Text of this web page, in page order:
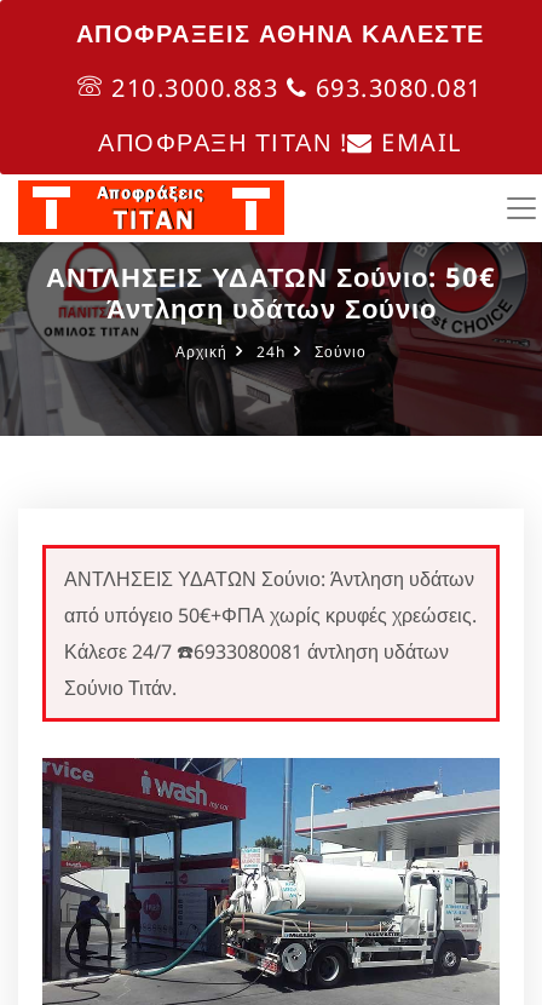
ΑΠΟΦΡΑΞΕΙΣ ΑΘΗΝΑ ΚΑΛΈΣΤΕ
210.3000.883
693.3080.081
ΑΠΟΦΡΑΞΗ ΤΙΤΑΝ !
EMAIL
ΑΝΤΛΗΣΕΙΣ ΥΔΑΤΩΝ Σούνιο: 50€
Άντληση υδάτων Σούνιο
Αρχική 24h Σούνιο
ΑΝΤΛΗΣΕΙΣ ΥΔΑΤΩΝ Σούνιο: Άντληση υδάτων
από υπόγειο 50€+ΦΠΑ χωρίς κρυφές χρεώσεις.
Κάλεσε 24/7 ☎️6933080081 άντληση υδάτων
Σούνιο Τιτάν.